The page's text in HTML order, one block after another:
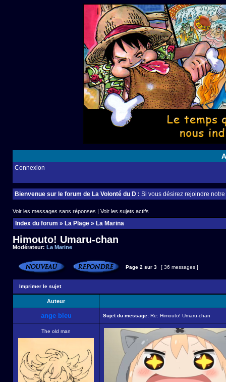
Connexion
Bienvenue sur le forum de La Volonté du D : Si vous désirez rejoindre
Voir les messages sans réponses | Voir les sujets actifs
Index du forum » La Plage » La Marina
Himouto! Umaru-chan
Modérateur: La Marine
Page 2 sur 3 [ 36 messages ]
Imprimer le sujet
Auteur
ange bleu Sujet du message: Re: Himouto! Umaru-chan
The old man